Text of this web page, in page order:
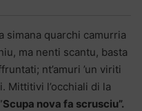
simana quarchi camurria
ma nenti scantu, basta
nt’amuri ’un viriti
Mittitivi l’occhiali di la
Scupa nova fa scrusciu”.